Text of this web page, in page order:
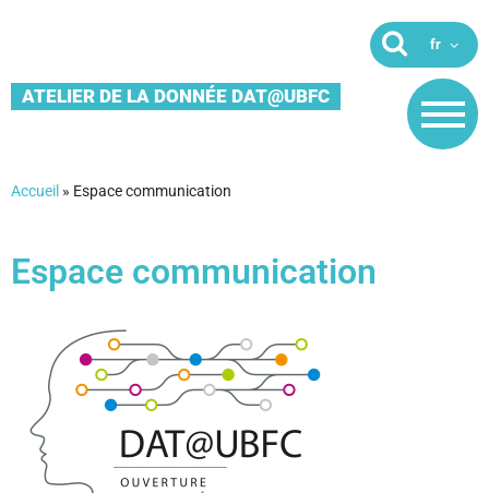
ATELIER DE LA DONNÉE DAT@UBFC
Accueil » Espace communication
Espace communication